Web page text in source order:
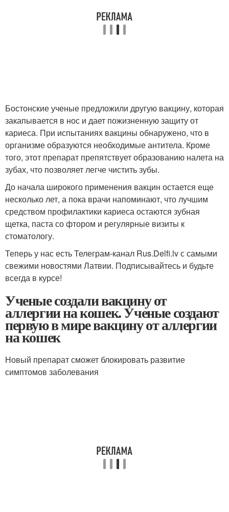
Бостонские ученые предложили другую вакцину, которая
закапывается в нос и дает пожизненную защиту от
кариеса. При испытаниях вакцины обнаружено, что в
организме образуются необходимые антитела. Кроме
того, этот препарат препятствует образованию налета на
зубах, что позволяет легче чистить зубы.
До начала широкого применения вакцин остается еще
несколько лет, а пока врачи напоминают, что лучшим
средством профилактики кариеса остаются зубная
щетка, паста со фтором и регулярные визиты к
стоматологу.
Теперь у нас есть Телеграм-канал Rus.Delfi.lv с самыми
свежими новостями Латвии. Подписывайтесь и будьте
всегда в курсе!
Ученые создали вакцину от
аллергии на кошек. Ученые создают
первую в мире вакцину от аллергии
на кошек
Новый препарат сможет блокировать развитие
симптомов заболевания